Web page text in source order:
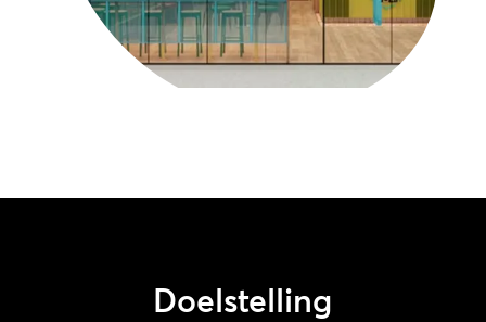
Doelstelling